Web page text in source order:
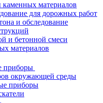
материалов
для дорожных работ
и обследование
и бетонной смеси
материалов
приборы
окружающей среды
приборы